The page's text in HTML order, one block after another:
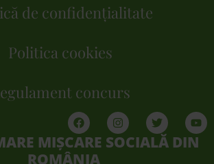
de confidențialitate
Politica cookies
concurs
MIȘCARE SOCIALĂ DIN
ROMÂNIA